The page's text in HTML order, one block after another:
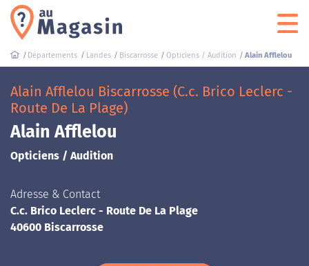
Départements Landes Biscarrosse Opticiens / Audition Alain Afflelou
Alain Afflelou Biscarrosse (C.c. Brico Leclerc -
Route De La Plage)
Alain Afflelou
Opticiens / Audition
Adresse & Contact
C.c. Brico Leclerc - Route De La Plage
40600 Biscarrosse